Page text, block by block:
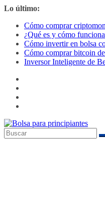
Saltar
contenido
Lo último:
Cómo comprar
¿Qué es y cómo
Cómo invertir en bolsa
Cómo comprar bitcoin
Inversor Inteligente de